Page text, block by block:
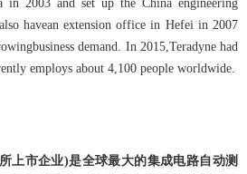
in 2003 and set up the China engineering
havean extension office in Hefei in 2007
demand. In 2015,Teradyne had
employs about 4,100 people worldwide.
上市企业)是全球最大的集成电路自动测